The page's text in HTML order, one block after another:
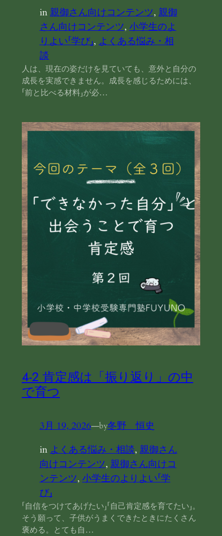
in親御さん向けコンテンツ, 親御
さん向けコンテンツ, 小学生のよ
りよい「学び」, よくある悩み・相
談
人は、現在の姿だけを見ていても、意外と自分の
成長を実感できません。成長を感じるためには、
「前と比べる材料」が必…
4-2 肯定感は「振り返り」の中
で育つ
3月 19, 2026—by冬野 恒史
in よくある悩み・相談, 親御さん
向けコンテンツ, 親御さん向けコ
ンテンツ, 小学生のよりよい「学
び」
「自信をつけてあげたい」「自己肯定感を育てたい」。
そう願って、子供がうまくできたときにたくさん
褒める。とても自…